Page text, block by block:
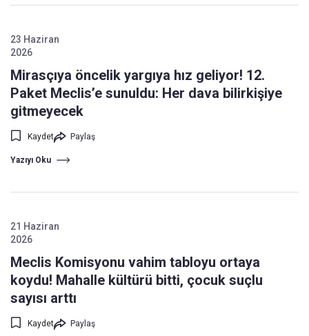
23 Haziran
2026
Mirasçıya öncelik yargıya hız geliyor! 12.
Paket Meclis’e sunuldu: Her dava bilirkişiye
gitmeyecek
Kaydet Paylaş
Yazıyı Oku
21 Haziran
2026
Meclis Komisyonu vahim tabloyu ortaya
koydu! Mahalle kültürü bitti, çocuk suçlu
sayısı arttı
Kaydet Paylaş